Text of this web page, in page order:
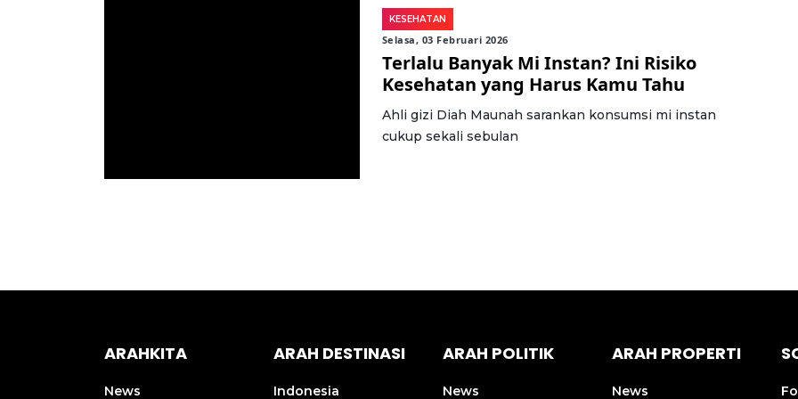
KESEHATAN
Selasa, 03 Februari 2026
Terlalu Banyak Mi Instan? Ini Risiko
Kesehatan yang Harus Kamu Tahu
Ahli gizi Diah Maunah sarankan konsumsi mi instan
cukup sekali sebulan
ARAHKITA
News
ARAH DESTINASI
Indonesia
ARAH POLITIK
News
ARAH PROPERTI
News